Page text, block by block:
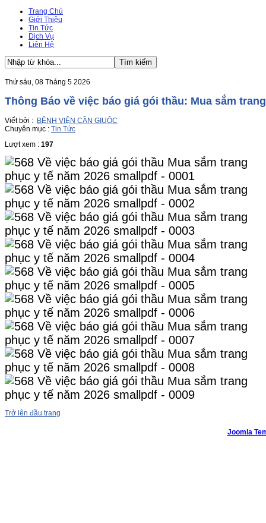
Trang Chủ
Giới Thiệu
Tin Tức
Dịch Vụ
Liên Hệ
Thứ sáu, 08 Tháng 5 2026
Thông Báo về việc báo giá gói thầu: Mua sắm
Viết bởi : BỆNH VIỆN CẦN GIUỘC
Chuyên mục : Tin Tức
Lượt xem : 197
Trở lên đầu trang
Joomla